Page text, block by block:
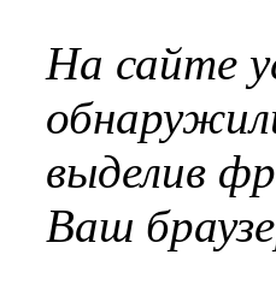
На сайте
выделив
Ваш